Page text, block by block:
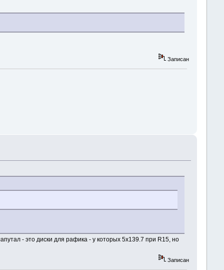
Записан
- это диски для рафика - у которых 5х139.7 при R15, но
Записан